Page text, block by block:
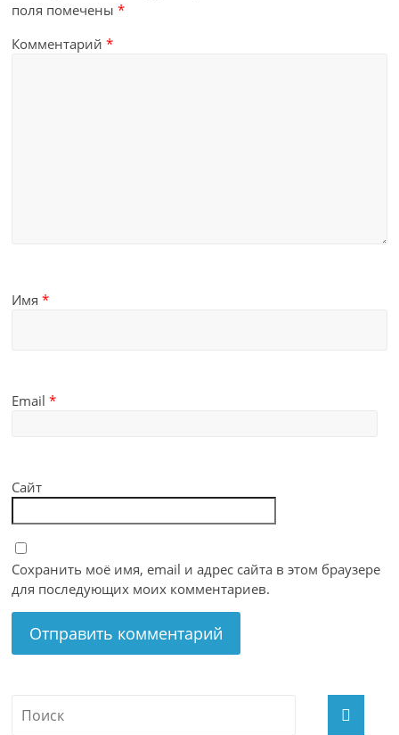
поля помечены*
Комментарий*
Имя*
Email*
Сайт
Сохранить моё имя, email и адрес сайта в этом браузере
для последующих моих комментариев.